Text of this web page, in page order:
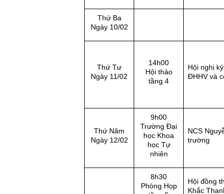
Thứ Ba
Ngày 10/02
Thứ Tư
Ngày 11/02
14h00
Hội thảo
tầng 4
Hội nghị
ĐHHV và
Thứ Năm
Ngày 12/02
9h00
Trường Đại
học Khoa
học Tự
nhiên
NCS
trường
8h30
Phòng Họp
Hội đồng
Khắc